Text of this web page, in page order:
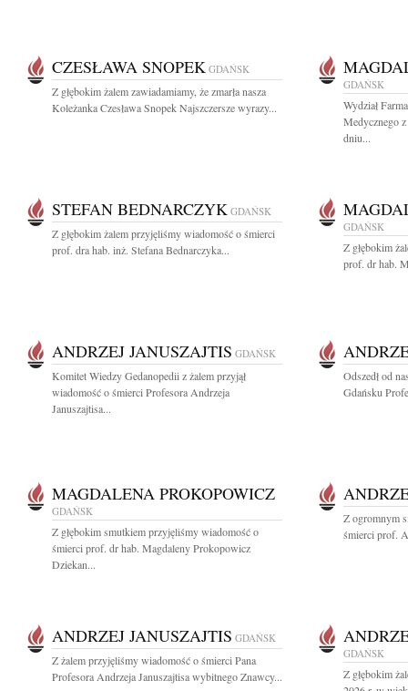
CZESŁAWA SNOPEK GDAŃSK
Z głębokim żalem zawiadamiamy, że zmarła nasza
Koleżanka Czesława Snopek Najszczersze wyrazy...
GDAŃSK
Wydział
Medycznego
dniu...
STEFAN BEDNARCZYK GDAŃSK
Z głębokim żalem przyjęliśmy wiadomość o śmierci
prof. dra hab. inż. Stefana Bednarczyka...
GDAŃSK
Z głębokim
prof. dr hab.
ANDRZEJ JANUSZAJTIS GDAŃSK
Komitet Wiedzy Gedanopedii z żalem przyjął
wiadomość o śmierci Profesora Andrzeja
Januszajtisa...
Odszedł od
Gdańsku
MAGDALENA PROKOPOWICZ
GDAŃSK
Z głębokim smutkiem przyjęliśmy wiadomość o
śmierci prof. dr hab. Magdaleny Prokopowicz
Dziekan...
Z ogromnym
śmierci prof.
ANDRZEJ JANUSZAJTIS GDAŃSK
Z żalem przyjęliśmy wiadomość o śmierci Pana
Profesora Andrzeja Januszajtisa wybitnego Znawcy...
GDAŃSK
Z głębokim